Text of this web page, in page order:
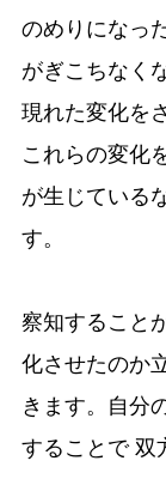
のめりになっ
がぎこちなく
現れた変化を
これらの変化
が生じている
す。
察知すること
化させたのか
きます。自分
することで 双